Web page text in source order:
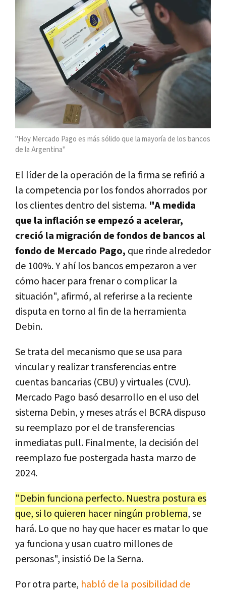
"Hoy Mercado Pago es más sólido que la mayoría de los bancos
de la Argentina"
El líder de la operación de la firma se refirió a
la competencia por los fondos ahorrados por
los clientes dentro del sistema. "A medida
que la inflación se empezó a acelerar,
creció la migración de fondos de bancos al
fondo de Mercado Pago, que rinde alrededor
de 100%. Y ahí los bancos empezaron a ver
cómo hacer para frenar o complicar la
situación", afirmó, al referirse a la reciente
disputa en torno al fin de la herramienta
Debin.
Se trata del mecanismo que se usa para
vincular y realizar transferencias entre
cuentas bancarias (CBU) y virtuales (CVU).
Mercado Pago basó desarrollo en el uso del
sistema Debin, y meses atrás el BCRA dispuso
su reemplazo por el de transferencias
inmediatas pull. Finalmente, la decisión del
reemplazo fue postergada hasta marzo de
2024.
"Debin funciona perfecto. Nuestra postura es
que, si lo quieren hacer ningún problema, se
hará. Lo que no hay que hacer es matar lo que
ya funciona y usan cuatro millones de
personas", insistió De la Serna.
Por otra parte, habló de la posibilidad de